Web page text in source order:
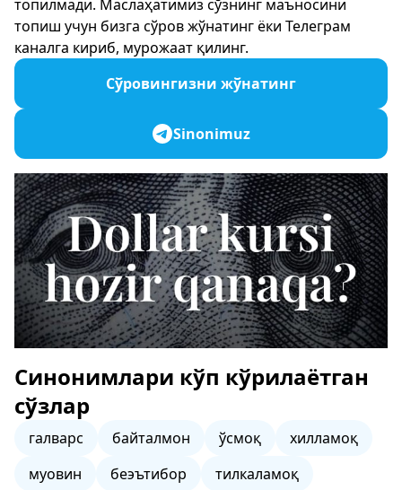
топилмади. Маслаҳатимиз сўзнинг маъносини
топиш учун бизга сўров жўнатинг ёки Телеграм
каналга кириб, мурожаат қилинг.
Сўровингизни жўнатинг
Sinonimuz
Синонимлари кўп кўрилаётган
сўзлар
галварс байталмон ўсмоқ
хилламоқ
муовин
беэътибор
тилкаламоқ